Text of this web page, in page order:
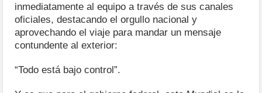
inmediatamente al equipo a través de sus canales
oficiales, destacando el orgullo nacional y
aprovechando el viaje para mandar un mensaje
contundente al exterior:
“Todo está bajo control”.